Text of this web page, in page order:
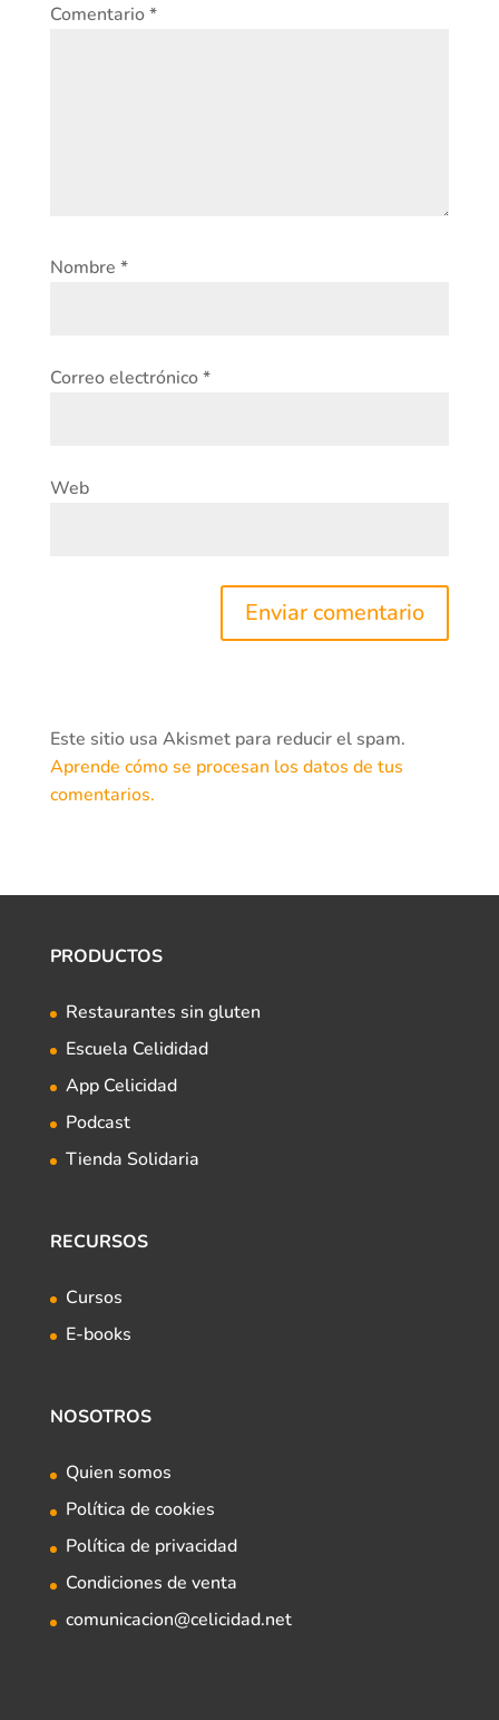
Comentario*
Nombre *
Correo electrónico*
Web
Este sitio usa Akismet para reducir el spam.
Aprende cómo se procesan los datos de tus
comentarios.
PRODUCTOS
Restaurantes sin gluten
Escuela Celididad
App Celicidad
Podcast
Tienda Solidaria
RECURSOS
Cursos
E-books
NOSOTROS
Quien somos
Política de cookies
Política de privacidad
Condiciones de venta
comunicacion@celicidad.net